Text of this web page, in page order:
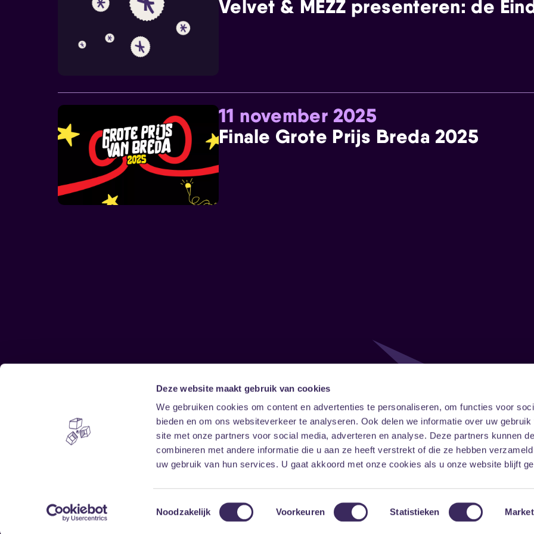
Deze website maakt gebruik van cookies
We gebruiken cookies om content en advertenties te personaliseren, om functies voor
bieden en om ons websiteverkeer te analyseren. Ook delen we informatie over uw gebruik
site met onze partners voor social media, adverteren en analyse. Deze partners kunnen
combineren met andere informatie die u aan ze heeft verstrekt of die ze hebben
uw gebruik van hun services. U gaat akkoord met onze cookies als u onze website blijft
Toestemmingsselectie
Noodzakelijk Voorkeuren Statistieken
Velvet & MEZZ presenteren: de
11 november 2025
Finale Grote Prijs Breda 2025
Home
Vrijwilligers
Disclaimer
Toegankelijkheid
Privacy & cookies
Follow
FacebookInstagramLinkedIn
Onze